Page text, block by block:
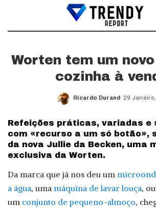
Worten tem um
cozinha à
Posted
Ricardo Durand 29
Refeições práticas, variadas e
com «recurso a um só botão»,
da nova Jullie da Becken, uma
exclusiva da Worten.
Da marca que já nos deu um
a água, uma máquina de lavar louça,
um conjunto de pequeno-almoço,